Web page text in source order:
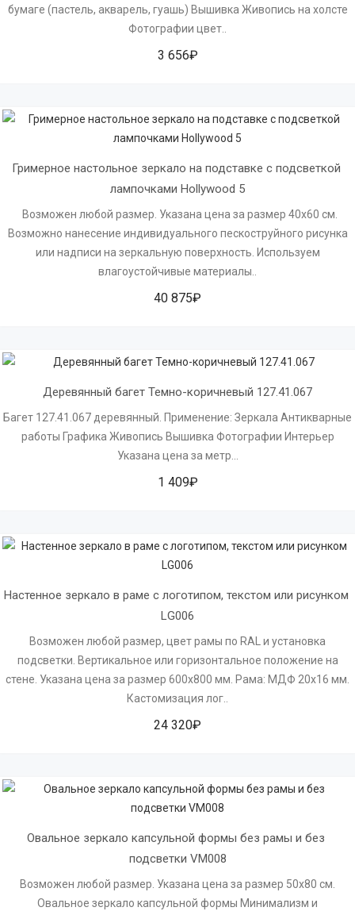
бумаге (пастель, акварель, гуашь) Вышивка Живопись на холсте
Фотографии цвет..
3 656₽
Гримерное настольное зеркало на подставке с подсветкой
лампочками Hollywood 5
Возможен любой размер. Указана цена за размер 40х60 см.
Возможно нанесение индивидуального пескоструйного рисунка
или надписи на зеркальную поверхность. Используем
влагоустойчивые материалы..
40 875₽
Деревянный багет Темно-коричневый 127.41.067
Багет 127.41.067 деревянный. Применение: Зеркала Антикварные
работы Графика Живопись Вышивка Фотографии Интерьер
Указана цена за метр...
1 409₽
Настенное зеркало в раме с логотипом, текстом или рисунком
LG006
Возможен любой размер, цвет рамы по RAL и установка
подcветки. Вертикальное или горизонтальное положение на
стене. Указана цена за размер 600х800 мм. Рама: МДФ 20х16 мм.
Кастомизация лог..
24 320₽
Овальное зеркало капсульной формы без рамы и без
подсветки VM008
Возможен любой размер. Указана цена за размер 50х80 см.
Овальное зеркало капсульной формы Минимализм и